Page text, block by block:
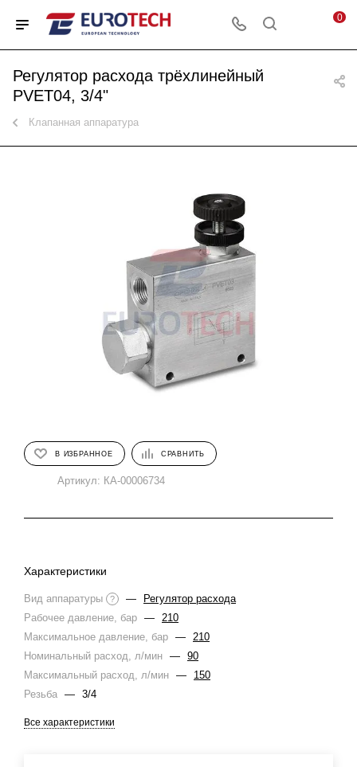
0
Регулятор расхода трёхлинейный
PVET04, 3/4"
Клапанная аппаратура
В ИЗБРАННОЕ СРАВНИТЬ
Артикул: КА-00006734
Характеристики
Вид аппаратуры ? —
Регулятор расхода
Рабочее давление, бар — 210
Максимальное давление, бар — 210
Номинальный расход, л/мин — 90
Максимальный расход, л/мин —
150
Резьба — 3/4
Все характеристики